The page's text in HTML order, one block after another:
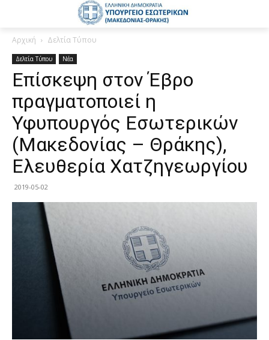
Αρχική Δελτία Τύπου
Δελτία Τύπου Νέα
Επίσκεψη στον Έβρο
πραγματοποιεί η
Υφυπουργός Εσωτερικών
(Μακεδονίας – Θράκης),
Ελευθερία Χατζηγεωργίου
2019-05-02